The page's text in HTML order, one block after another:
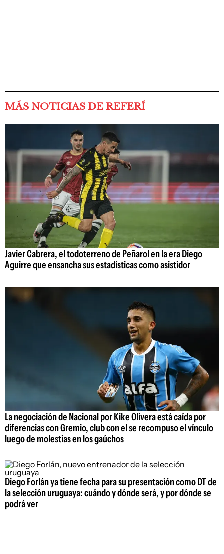
MÁS NOTICIAS DE REFERÍ
Javier Cabrera, el todoterreno de Peñarol en la era Diego
Aguirre que ensancha sus estadísticas como asistidor
La negociación de Nacional por Kike Olivera está caída por
diferencias con Gremio, club con el se recompuso el vínculo
luego de molestias en los gaúchos
Diego Forlán ya tiene fecha para su presentación como DT de
la selección uruguaya: cuándo y dónde será, y por dónde se
podrá ver